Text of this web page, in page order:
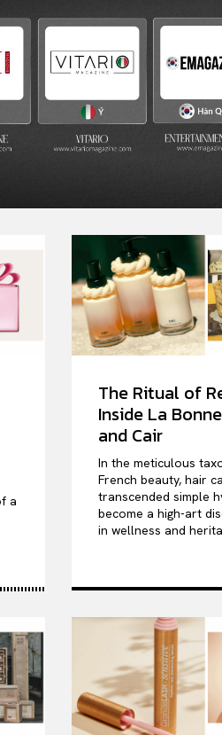
a
The Ritual of
Inside La
and Cair
In the meticulous
French beauty, hair
transcended simple
become a high-art
in wellness and